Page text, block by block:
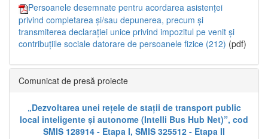
Persoanele desemnate pentru acordarea asistenței
privind completarea și/sau depunerea, precum și
transmiterea declarației unice privind impozitul pe venit și
contribuțiile sociale datorare de persoanele fizice (212) (pdf)
Comunicat de presă proiecte
„Dezvoltarea unei rețele de stații de transport public
local inteligente și autonome (Intelli Bus Hub Net)”, cod
SMIS 128914 - Etapa I, SMIS 325512 - Etapa II